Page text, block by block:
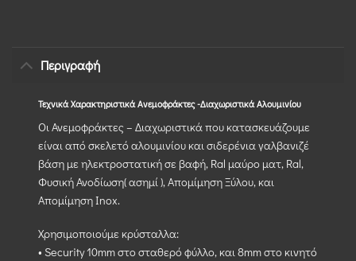
Περιγραφή
Τεχνικά Χαρακτηριστικά Ανεμοφράκτες -Διαχωριστικά Αλουμινίου
Οι Ανεμοφράκτες – Διαχωριστικά που κατασκευάζουμε
είναι από σκελετό αλουμινίου και σιδερένια γαλβανιζέ
βάση με ηλεκτροστατική σε βαφή, Ral μαύρο ματ, Ral,
Φυσική Ανοδίωση( ασημί ), Απομίμηση Ξύλου, και
Απομίμηση Inox.
Χρησιμοποιούμε κρύσταλλα:
• Security 10mm στο σταθερό φύλλο, και 8mm στο κινητό